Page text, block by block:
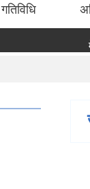
गतिविधि